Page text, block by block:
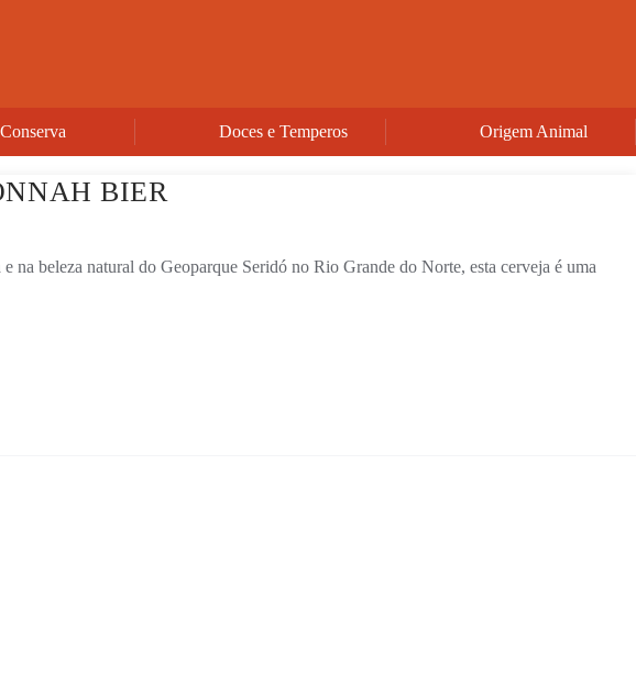
Conserva Doces e Temperos Origem Animal
BIER
beleza natural do Geoparque Seridó no Rio Grande do Norte, esta cerveja é uma